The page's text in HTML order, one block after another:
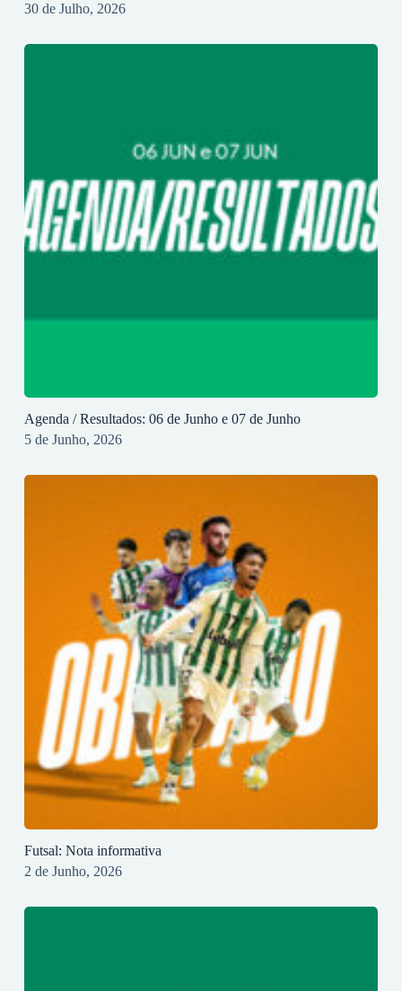
30 de Julho, 2026
Agenda / Resultados: 06 de Junho e 07 de Junho
5 de Junho, 2026
Futsal: Nota informativa
2 de Junho, 2026